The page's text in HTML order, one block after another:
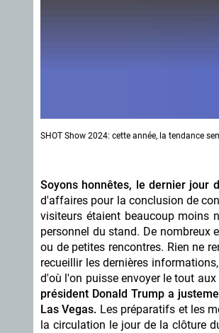
SHOT Show 2024: cette année, la tendance
Soyons honnêtes, le dernier jour
d'affaires pour la conclusion de
visiteurs étaient beaucoup moins
personnel du stand. De nombreux
ou de petites rencontres. Rien ne
recueillir les dernières
d'où l'on puisse envoyer le tout
président Donald Trump a
Las Vegas. Les préparatifs et les
la circulation le jour de la clôture